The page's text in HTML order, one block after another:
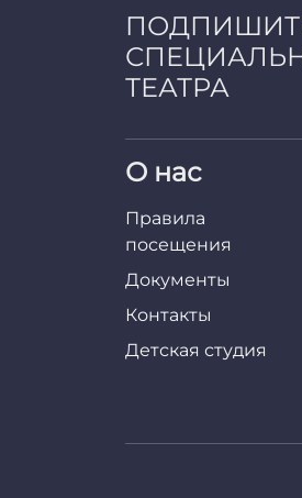
ТЕАТРА
О нас
Правила
посещения
Документы
Контакты
Детская студия